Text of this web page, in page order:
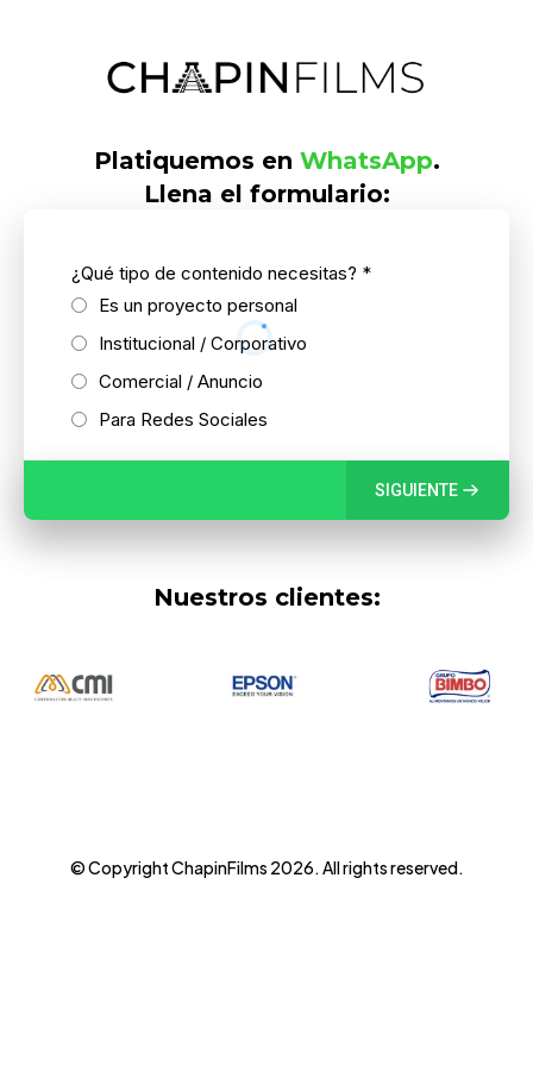
Platiquemos en WhatsApp.
Llena el formulario:
¿Qué tipo de contenido necesitas? *
Es un proyecto personal
Institucional / Corporativo
Comercial / Anuncio
Para Redes Sociales
SIGUIENTE
Nuestros clientes:
© Copyright ChapinFilms 2026. All rights reserved.